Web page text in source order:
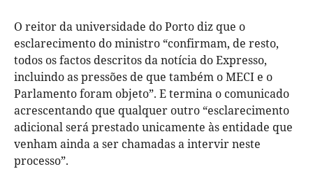
O reitor da universidade do Porto diz que o
esclarecimento do ministro “confirmam, de resto,
todos os factos descritos da notícia do Expresso,
incluindo as pressões de que também o MECI e o
Parlamento foram objeto”. E termina o comunicado
acrescentando que qualquer outro “esclarecimento
adicional será prestado unicamente às entidade que
venham ainda a ser chamadas a intervir neste
processo”.